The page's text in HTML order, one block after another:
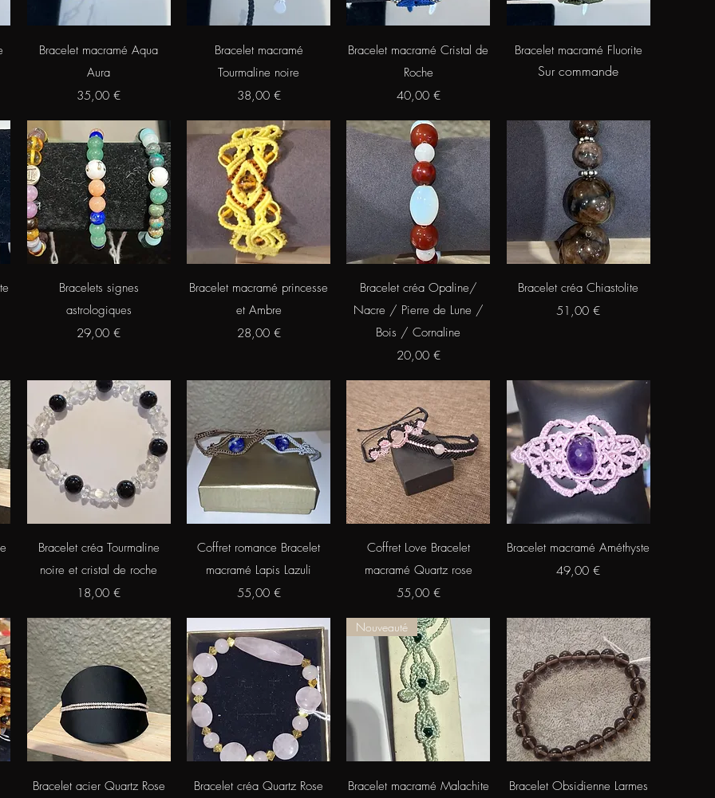
Aperçu rapide
Bracelet macramé Aqua
Aura
Prix
35,00 €
Aperçu rapide
Bracelet macramé
Tourmaline noire
Prix
38,00 €
Aperçu rapide
Bracelet macramé Cristal de
Roche
Prix
40,00 €
Aperçu rapide
Bracelet macramé Fluorite
Sur commande
Aperçu rapide
Bracelets signes
astrologiques
Prix
29,00 €
Aperçu rapide
Bracelet macramé princesse
et Ambre
Prix
28,00 €
Aperçu rapide
Bracelet créa Opaline/
Nacre / Pierre de Lune /
Bois / Cornaline
Prix
20,00 €
Aperçu rapide
Bracelet créa Chiastolite
Prix
51,00 €
Aperçu rapide
Bracelet créa Tourmaline
noire et cristal de roche
Prix
18,00 €
Aperçu rapide
Coffret romance Bracelet
macramé Lapis Lazuli
Prix
55,00 €
Aperçu rapide
Coffret Love Bracelet
macramé Quartz rose
Prix
55,00 €
Aperçu rapide
Bracelet macramé Améthyste
Prix
49,00 €
Aperçu rapide
Bracelet acier Quartz Rose Aperçu rapide
Bracelet créa Quartz Rose Aperçu rapide
Nouveauté
Bracelet macramé Malachite Aperçu rapide
Bracelet Obsidienne Larmes